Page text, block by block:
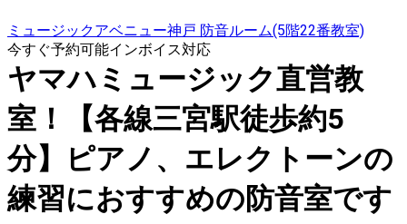
ミュージックアベニュー神戸 防音ルーム(5階22番教室)
今すぐ予約可能インボイス対応
ヤマハミュージック直営教
室！【各線三宮駅徒歩約5
分】ピアノ、エレクトーンの
練習におすすめの防音室です